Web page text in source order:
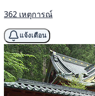
362 เหตุการณ์
แจ้งเตือน